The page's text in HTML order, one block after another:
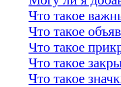
Что такое
Что такое
Что такое
Что такое
Что такое